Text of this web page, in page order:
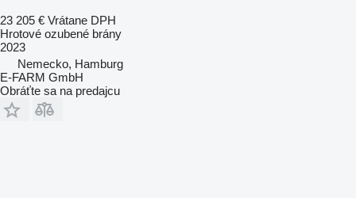
23 205 € Vrátane DPH
Hrotové ozubené brány
2023
Nemecko, Hamburg
E-FARM GmbH
Obráťte sa na predajcu